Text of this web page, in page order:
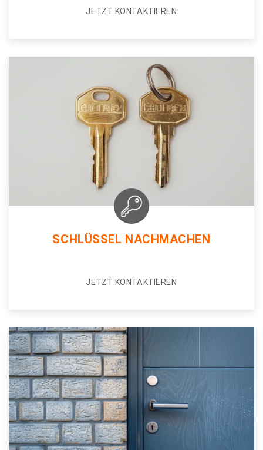
JETZT KONTAKTIEREN
SCHLÜSSEL NACHMACHEN
JETZT KONTAKTIEREN